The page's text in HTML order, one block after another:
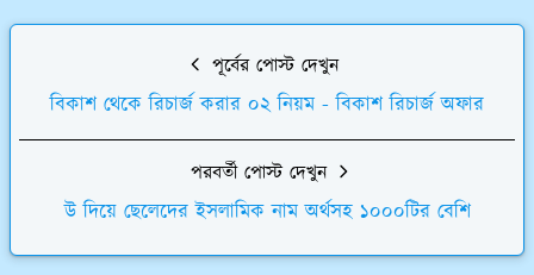
পূর্বের পোস্ট দেখুন
বিকাশ থেকে রিচার্জ করার ০২ নিয়ম - বিকাশ রিচার্জ অফার
পরবর্তী পোস্ট দেখুন
উ দিয়ে ছেলেদের ইসলামিক নাম অর্থসহ ১০০০টির বেশি